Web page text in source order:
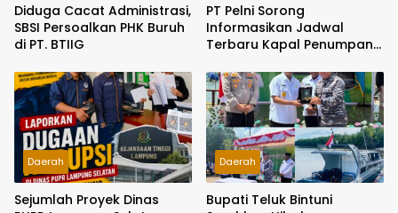
Diduga Cacat Administrasi,
SBSI Persoalkan PHK Buruh
di PT. BTIIG
PT Pelni Sorong
Informasikan Jadwal
Terbaru Kapal Penumpang
Papua Barat Daya
Daerah
Sejumlah Proyek Dinas
Daerah
Bupati Teluk Bintuni